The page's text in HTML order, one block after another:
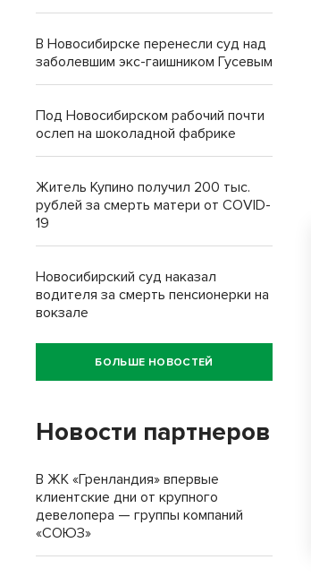
В Новосибирске перенесли суд над
заболевшим экс-гаишником Гусевым
Под Новосибирском рабочий почти
ослеп на шоколадной фабрике
Житель Купино получил 200 тыс.
рублей за смерть матери от COVID-
19
Новосибирский суд наказал
водителя за смерть пенсионерки на
вокзале
БОЛЬШЕ НОВОСТЕЙ
Новости партнеров
В ЖК «Гренландия» впервые
клиентские дни от крупного
девелопера — группы компаний
«СОЮЗ»